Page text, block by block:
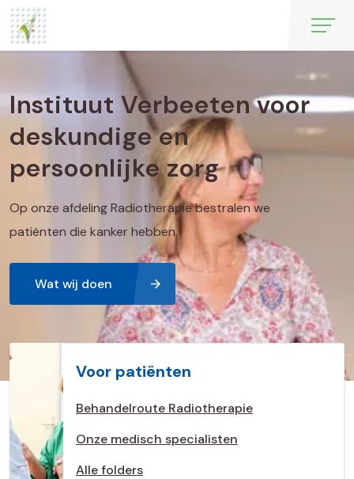
Instituut Verbeeten voor
deskundige en
persoonlijke zorg
Op onze afdeling Radiotherapie bestralen we
patiënten die kanker hebben.
Wat wij doen
Voor patiënten
Behandelroute Radiotherapie
Onze medisch specialisten
Alle folders